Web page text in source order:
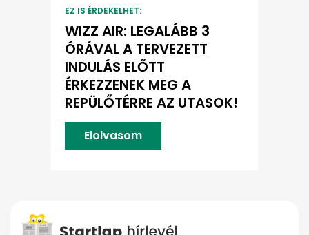
EZ IS ÉRDEKELHET:
WIZZ AIR: LEGALÁBB 3
ÓRÁVAL A TERVEZETT
INDULÁS ELŐTT
ÉRKEZZENEK MEG A
REPÜLŐTÉRRE AZ UTASOK!
Elolvasom